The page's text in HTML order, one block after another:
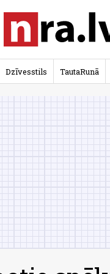
Dzīvesstils TautaRunā